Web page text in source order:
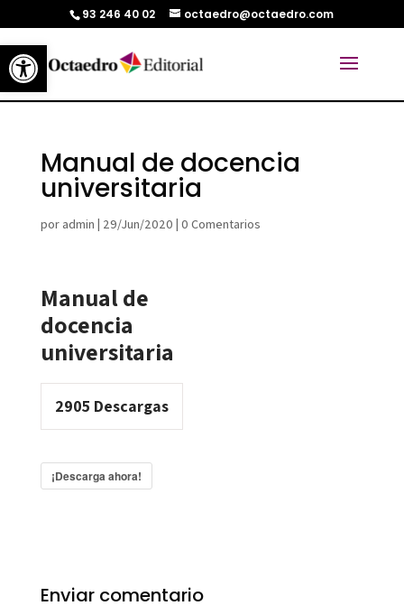
Abrir barra de herramientas
93 246 40 02 octaedro@octaedro.com
Manual de docencia
universitaria
por admin | 29/Jun/2020 | 0 Comentarios
Manual de
docencia
universitaria
2905 Descargas
¡Descarga ahora!
Enviar comentario